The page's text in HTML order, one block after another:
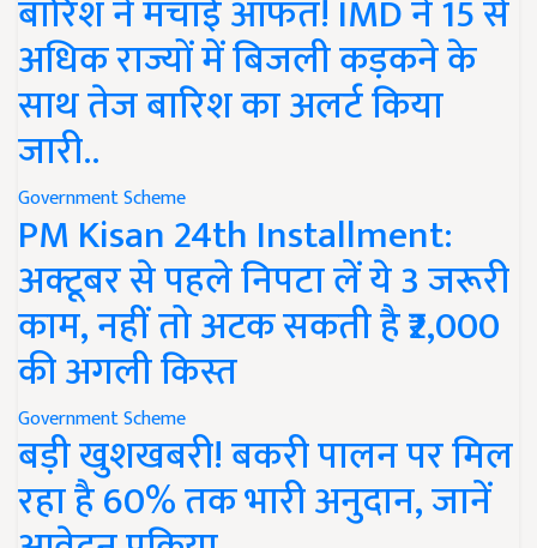
बारिश ने मचाई आफत! IMD ने 15 से
अधिक राज्यों में बिजली कड़कने के
साथ तेज बारिश का अलर्ट किया
जारी..
Government Scheme
PM Kisan 24th Installment:
अक्टूबर से पहले निपटा लें ये 3 जरूरी
काम, नहीं तो अटक सकती है ₹2,000
की अगली किस्त
Government Scheme
बड़ी खुशखबरी! बकरी पालन पर मिल
रहा है 60% तक भारी अनुदान, जानें